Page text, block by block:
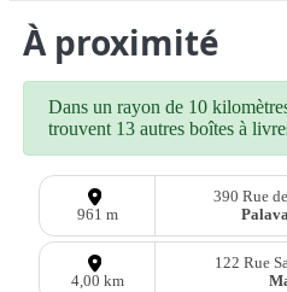
À proximité
Dans un rayon de 10
trouvent 13 autres boîtes à
961 m
390 Rue
4,00 km
122 Rue